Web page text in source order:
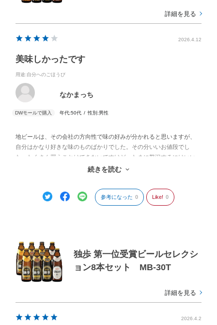
詳細を見る
2026.4.12
美味しかったです
用途:自分へのごほうび
なかまっち
年代:50代 性別:男性
地ビールは、その会社の方向性で味の好みが分かれると思いますが、
自分はかなり好きな味のものばかりでした。その分いいお値段でし
た。たくさん買うことはできないですけど、たまに贅沢するにはいい
なと思いました。瓶のサイズ的に冷蔵庫に保存するのが少し難儀しま
続きを読む
参考になった 0 Like! 0
独歩 第一位受賞ビールセレクシ
ョン8本セット MB-30T
詳細を見る
2026.4.2